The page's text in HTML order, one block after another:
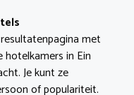
met
in Ein
Je kunt ze
of populariteit.